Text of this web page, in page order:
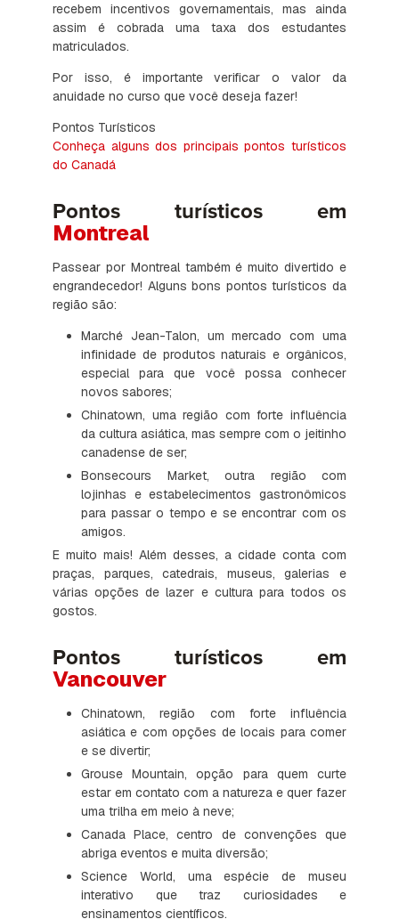
recebem incentivos governamentais, mas ainda
assim é cobrada uma taxa dos estudantes
matriculados.
Por isso, é importante verificar o valor da
anuidade no curso que você deseja fazer!
Pontos Turísticos
Conheça alguns dos principais pontos turísticos
do Canadá
Pontos turísticos em
Montreal
Passear por Montreal também é muito divertido e
engrandecedor! Alguns bons pontos turísticos da
região são:
Marché Jean-Talon, um mercado com uma
infinidade de produtos naturais e orgânicos,
especial para que você possa conhecer
novos sabores;
Chinatown, uma região com forte influência
da cultura asiática, mas sempre com o jeitinho
canadense de ser;
Bonsecours Market, outra região com
lojinhas e estabelecimentos gastronômicos
para passar o tempo e se encontrar com os
amigos.
E muito mais! Além desses, a cidade conta com
praças, parques, catedrais, museus, galerias e
várias opções de lazer e cultura para todos os
gostos.
Pontos turísticos em
Vancouver
Chinatown, região com forte influência
asiática e com opções de locais para comer
e se divertir;
Grouse Mountain, opção para quem curte
estar em contato com a natureza e quer fazer
uma trilha em meio à neve;
Canada Place, centro de convenções que
abriga eventos e muita diversão;
Science World, uma espécie de museu
interativo que traz curiosidades e
ensinamentos científicos.